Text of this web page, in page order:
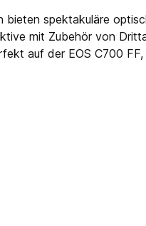
bieten spektakuläre
mit Zubehör von
auf der EOS C700